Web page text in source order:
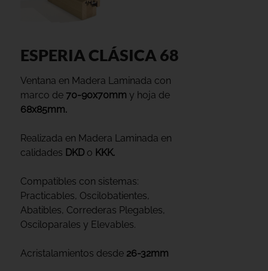
ESPERIA CLÁSICA 68
Ventana en Madera Laminada con
marco de 70-90x70mm y hoja de
68x85mm.
Realizada en Madera Laminada en
calidades DKDo KKK.
Compatibles con sistemas:
Practicables, Oscilobatientes,
Abatibles, Correderas Plegables,
Osciloparales y Elevables.
Acristalamientos desde 26-32mm